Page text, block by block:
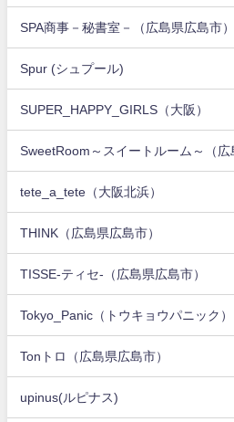
SPA商事－秘書室－（広島県広島市）
Spur (シュプール)
SUPER_HAPPY_GIRLS（大阪）
SweetRoom～スイートルーム～（広
tete_a_tete（大阪北浜）
THINK（広島県広島市）
TISSE-ティセ-（広島県広島市）
Tokyo_Panic（トウキョウパニック）
Tonトロ（広島県広島市）
upinus(ルピナス)